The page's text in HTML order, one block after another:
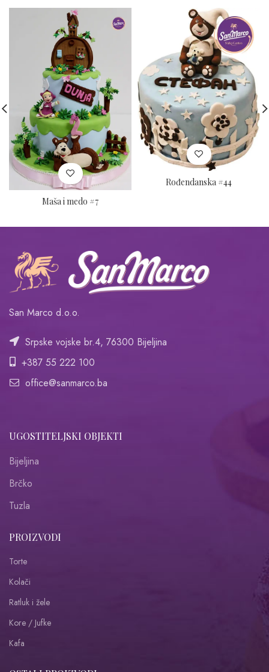
Maša i medo #7
Rođendanska #44
San Marco d.o.o.
Srpske vojske br.4, 76300 Bijeljina
+387 55 222 100
office@sanmarco.ba
UGOSTITELJSKI OBJEKTI
Bijeljina
Brčko
Tuzla
PROIZVODI
Torte
Kolači
Ratluk i žele
Kore / Jufke
Kafa